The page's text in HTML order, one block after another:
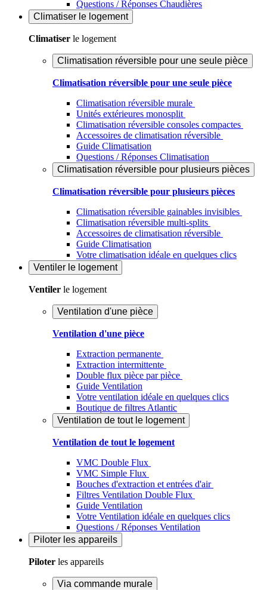
Questions / Réponses Chaudières
Climatiser le logement
Climatiser le logement
Climatisation réversible pour une seule pièce
Climatisation réversible pour une seule pièce
Climatisation réversible murale
Unités extérieures monosplit
Climatisation réversible consoles compactes
Accessoires de climatisation réversible
Guide Climatisation
Questions / Réponses Climatisation
Climatisation réversible pour plusieurs pièces
Climatisation réversible pour plusieurs pièces
Climatisation réversible gainables invisibles
Climatisation réversible multi-splits
Accessoires de climatisation réversible
Guide Climatisation
Votre climatisation idéale en quelques clics
Ventiler le logement
Ventiler le logement
Ventilation d'une pièce
Ventilation d'une pièce
Extraction permanente
Extraction intermittente
Double flux pièce par pièce
Guide Ventilation
Votre ventilation idéale en quelques clics
Boutique de filtres Atlantic
Ventilation de tout le logement
Ventilation de tout le logement
VMC Double Flux
VMC Simple Flux
Bouches d'extraction et entrées d'air
Filtres Ventilation Double Flux
Guide Ventilation
Votre Ventilation idéale en quelques clics
Questions / Réponses Ventilation
Piloter les appareils
Piloter les appareils
Via commande murale